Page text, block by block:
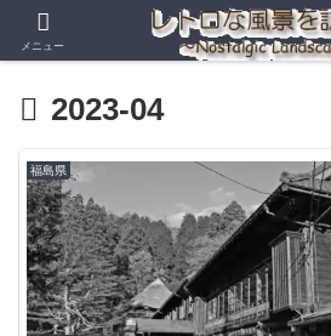
2023-04
福島県
メニュー